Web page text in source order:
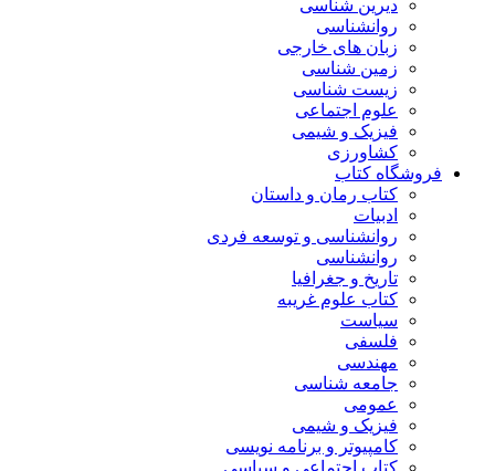
دیرین شناسی
روانشناسی
زبان های خارجی
زمین شناسی
زیست شناسی
علوم اجتماعی
فیزیک و شیمی
کشاورزی
فروشگاه کتاب
کتاب رمان و داستان
ادبیات
روانشناسی و توسعه فردی
روانشناسی
تاریخ و جغرافیا
کتاب علوم غریبه
سیاست
فلسفی
مهندسی
جامعه شناسی
عمومی
فیزیک و شیمی
کامپیوتر و برنامه نویسی
کتاب اجتماعی و سیاسی